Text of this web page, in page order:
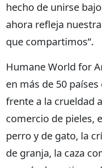
hecho de unirse
ahora refleja
que compartimos”.
Humane World for
en más de 50
frente a la crueldad
comercio de pieles,
perro y de gato, la
de granja, la caza